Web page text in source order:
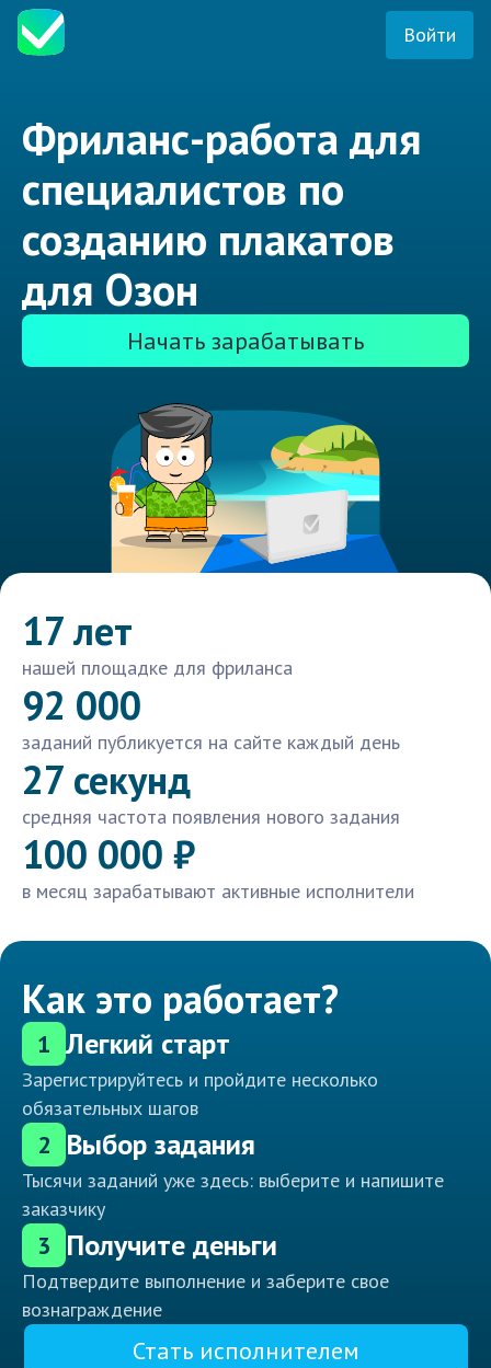
Войти
Фриланс-работа для
специалистов по
созданию плакатов
для Озон
Начать зарабатывать
17 лет
нашей площадке для фриланса
92 000
заданий публикуется на сайте каждый день
27 секунд
средняя частота появления нового задания
100 000 ₽
в месяц зарабатывают активные исполнители
Как это работает?
1 Легкий старт
Зарегистрируйтесь и пройдите несколько
обязательных шагов
2 Выбор задания
Тысячи заданий уже здесь: выберите и напишите
заказчику
3 Получите деньги
Подтвердите выполнение и заберите свое
вознаграждение
Стать исполнителем